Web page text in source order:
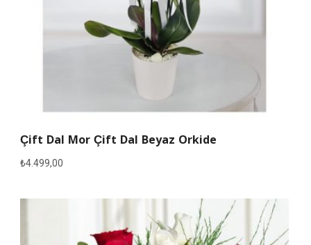
Çift Dal Mor Çift Dal Beyaz Orkide
₺4.499,00